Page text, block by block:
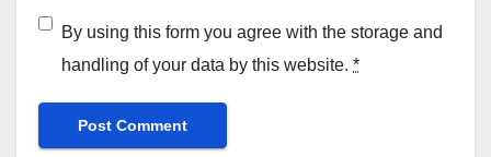
By using this form you agree with the storage and
handling of your data by this website. *